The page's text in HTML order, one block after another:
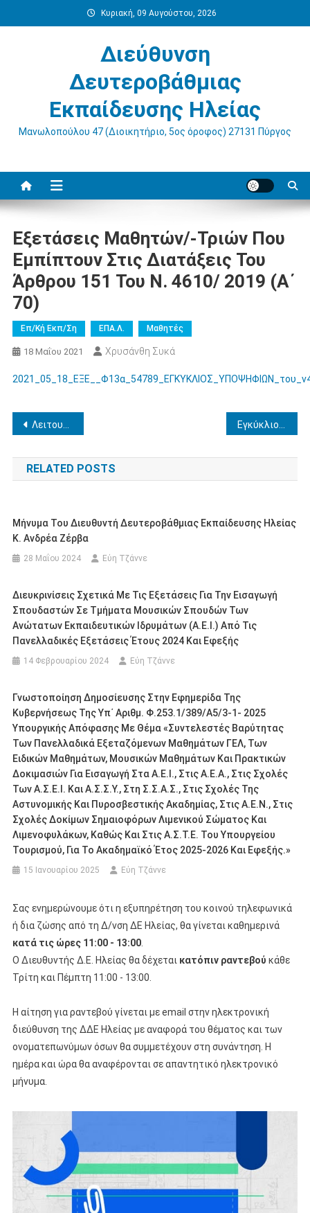
στο
Κυριακή, 09 Αυγούστου, 2026
Διεύθυνση
Δευτεροβάθμιας
Εκπαίδευσης Ηλείας
Μανωλοπούλου 47 (Διοικητήριο, 5ος όροφος) 27131 Πύργος
Εξετάσεις Μαθητών/-Τριών Που
Εμπίπτουν Στις Διατάξεις Του
Άρθρου 151 Του Ν. 4610/ 2019 (Α΄
70)
Επ/κή Εκπ/ση ΕΠΑ.Λ. Μαθητές
18 Μαΐου 2021 Χρυσάνθη Συκά
Πλοήγηση
άρθρων
Λειτουργία Τμημάτων του Προπαρασκευαστικού Προγράμματος Πιστοποίησης Αποφοίτων των Φάσεων A΄, Β΄, Γ’ και Δ΄ του “Μεταλυκειακού Έτους-Τάξης Μαθητείας” των ΕΠΑ.Λ., καθώς και των Πιλοτικών Τάξεων μαθητείας στην Π.Δ.Ε. Δυτικής Ελλάδας
RELATED POSTS
Μήνυμα Του Διευθυντή Δευτεροβάθμιας Εκπαίδευσης Ηλείας
Κ. Ανδρέα Ζέρβα
28 Μαΐου 2024 Εύη Τζάννε
Διευκρινίσεις Σχετικά Με Τις Εξετάσεις Για Την Εισαγωγή
Σπουδαστών Σε Τμήματα Μουσικών Σπουδών Των
Ανώτατων Εκπαιδευτικών Ιδρυμάτων (Α.Ε.Ι.) Από Τις
Πανελλαδικές Εξετάσεις Έτους 2024 Και Εφεξής
14 Φεβρουαρίου 2024 Εύη Τζάννε
Γνωστοποίηση Δημοσίευσης Στην Εφημερίδα Της
Κυβερνήσεως Της Υπ΄ Αριθμ. Φ.253.1/389/Α5/3-1- 2025
Υπουργικής Απόφασης Με Θέμα «Συντελεστές Βαρύτητας
Των Πανελλαδικά Εξεταζόμενων Μαθημάτων ΓΕΛ, Των
Ειδικών Μαθημάτων, Μουσικών Μαθημάτων Και Πρακτικών
Δοκιμασιών Για Εισαγωγή Στα Α.Ε.Ι., Στις Α.Ε.Α., Στις Σχολές
Των Α.Σ.Ε.Ι. Και Α.Σ.Σ.Υ., Στη Σ.Σ.Α.Σ., Στις Σχολές Της
Αστυνομικής Και Πυροσβεστικής Ακαδημίας, Στις Α.Ε.Ν., Στις
Σχολές Δοκίμων Σημαιοφόρων Λιμενικού Σώματος Και
Λιμενοφυλάκων, Καθώς Και Στις Α.Σ.Τ.Ε. Του Υπουργείου
Τουρισμού, Για Το Ακαδημαϊκό Έτος 2025-2026 Και Εφεξής.»
15 Ιανουαρίου 2025 Εύη Τζάννε
Σας ενημερώνουμε ότι η εξυπηρέτηση του κοινού τηλεφωνικά
ή δια ζώσης από τη Δ/νση ΔΕ Ηλείας, θα γίνεται καθημερινά
κατά τις ώρες 11:00 - 13:00.
Ο Διευθυντής Δ.Ε. Ηλείας θα δέχεται κατόπιν ραντεβού κάθε
Τρίτη και Πέμπτη 11:00 - 13:00.
Η αίτηση για ραντεβού γίνεται με email στην ηλεκτρονική
διεύθυνση της ΔΔΕ Ηλείας με αναφορά του θέματος και των
ονοματεπωνύμων όσων θα συμμετέχουν στη συνάντηση. Η
ημέρα και ώρα θα αναφέρονται σε απαντητικό ηλεκτρονικό
μήνυμα.